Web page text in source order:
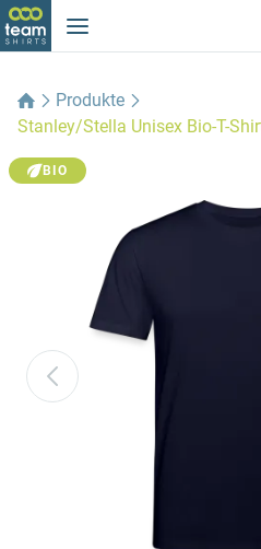
Produkte
Stanley/Stella Unisex Bio-T-
BIO